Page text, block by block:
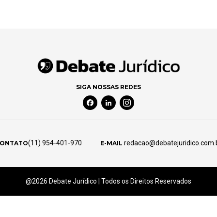
SIGA NOSSAS REDES
Facebook Social Media
Linkedin Social Media
Instagram Social Media
(11) 954-401-970 E-MAIL
@2026 Debate Jurídico | Todos os Direitos Reservados